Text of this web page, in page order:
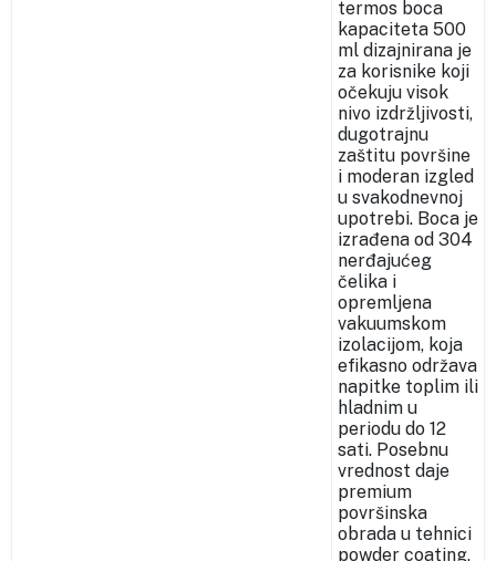
termos boca
kapaciteta 500
ml dizajnirana je
za korisnike koji
očekuju visok
nivo izdržljivosti,
dugotrajnu
zaštitu površine
i moderan izgled
u svakodnevnoj
upotrebi. Boca je
izrađena od 304
nerđajućeg
čelika i
opremljena
vakuumskom
izolacijom, koja
efikasno održava
napitke toplim ili
hladnim u
periodu do 12
sati. Posebnu
vrednost daje
premium
površinska
obrada u tehnici
powder coating,